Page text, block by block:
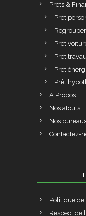
Prêts &
Prêt
Prêt
Prêt
Prêt
Prêt
A Propos
Nos atouts
Nos bureaux
Contactez-
Politique
Respect de